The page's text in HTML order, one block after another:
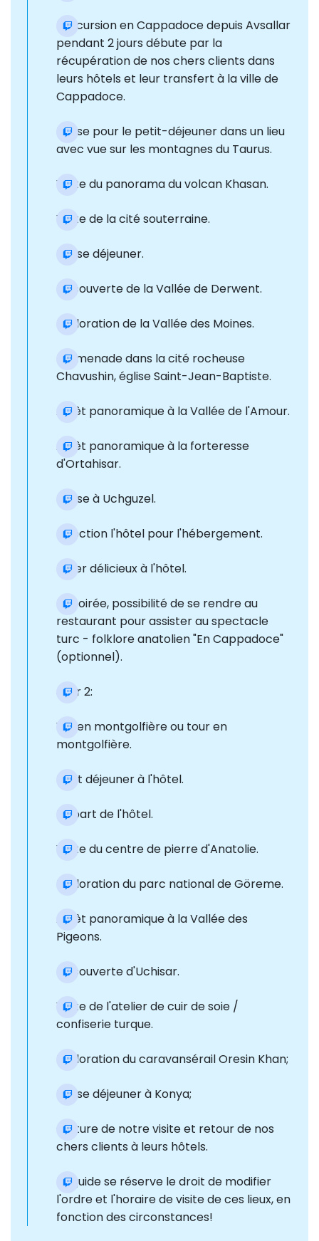
L'excursion en Cappadoce depuis Avsallar
pendant 2 jours débute par la
récupération de nos chers clients dans
leurs hôtels et leur transfert à la ville de
Cappadoce.
Pause pour le petit-déjeuner dans un lieu
avec vue sur les montagnes du Taurus.
Visite du panorama du volcan Khasan.
Visite de la cité souterraine.
Pause déjeuner.
Découverte de la Vallée de Derwent.
Exploration de la Vallée des Moines.
Promenade dans la cité rocheuse
Chavushin, église Saint-Jean-Baptiste.
Arrêt panoramique à la Vallée de l'Amour.
Arrêt panoramique à la forteresse
d'Ortahisar.
Pause à Uchguzel.
Direction l'hôtel pour l'hébergement.
Dîner délicieux à l'hôtel.
En soirée, possibilité de se rendre au
restaurant pour assister au spectacle
turc - folklore anatolien "En Cappadoce"
(optionnel).
Jour 2:
Vol en montgolfière ou tour en
montgolfière.
Petit déjeuner à l'hôtel.
Départ de l'hôtel.
Visite du centre de pierre d'Anatolie.
Exploration du parc national de Göreme.
Arrêt panoramique à la Vallée des
Pigeons.
Découverte d'Uchisar.
Visite de l'atelier de cuir de soie /
confiserie turque.
Exploration du caravansérail Oresin Khan;
Pause déjeuner à Konya;
Clôture de notre visite et retour de nos
chers clients à leurs hôtels.
Le guide se réserve le droit de modifier
l'ordre et l'horaire de visite de ces lieux, en
fonction des circonstances!